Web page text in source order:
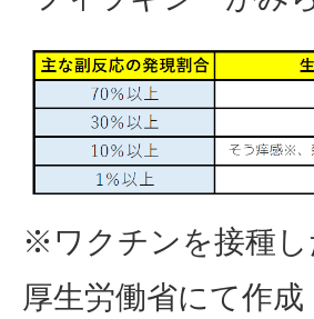
※ワクチンを接種し
厚生労働省にて作成